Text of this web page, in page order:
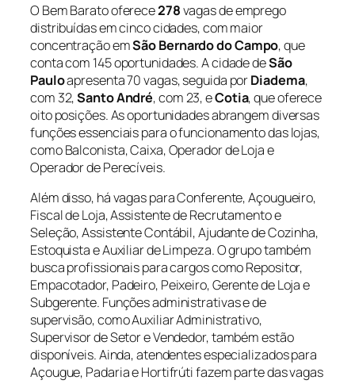
O Bem Barato oferece278vagas de emprego
distribuídas em cinco cidades, com maior
concentração emSão Bernardo do Campo, que
conta com 145 oportunidades. A cidade deSão
Pauloapresenta 70 vagas, seguida porDiadema,
com 32,Santo André, com 23, eCotia, que oferece
oito posições. As oportunidades abrangem diversas
funções essenciais para o funcionamento das lojas,
como Balconista, Caixa, Operador de Loja e
Operador de Perecíveis.
Além disso, há vagas para Conferente, Açougueiro,
Fiscal de Loja, Assistente de Recrutamento e
Seleção, Assistente Contábil, Ajudante de Cozinha,
Estoquista e Auxiliar de Limpeza. O grupo também
busca profissionais para cargos como Repositor,
Empacotador, Padeiro, Peixeiro, Gerente de Loja e
Subgerente. Funções administrativas e de
supervisão, como Auxiliar Administrativo,
Supervisor de Setor e Vendedor, também estão
disponíveis. Ainda, atendentes especializados para
Açougue, Padaria e Hortifrúti fazem parte das vagas